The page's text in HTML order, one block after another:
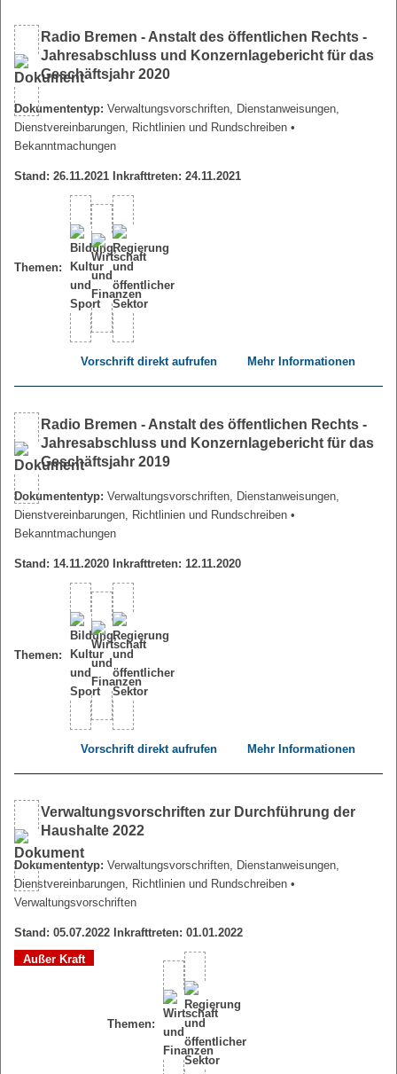
Radio Bremen - Anstalt des öffentlichen Rechts -
Jahresabschluss und Konzernlagebericht für das
Geschäftsjahr 2020
Dokumententyp: Verwaltungsvorschriften, Dienstanweisungen,
Dienstvereinbarungen, Richtlinien und Rundschreiben •
Bekanntmachungen
Stand: 26.11.2021 Inkrafttreten: 24.11.2021
Themen:
Vorschrift direkt aufrufen Mehr Informationen
Radio Bremen - Anstalt des öffentlichen Rechts -
Jahresabschluss und Konzernlagebericht für das
Geschäftsjahr 2019
Dokumententyp: Verwaltungsvorschriften, Dienstanweisungen,
Dienstvereinbarungen, Richtlinien und Rundschreiben •
Bekanntmachungen
Stand: 14.11.2020 Inkrafttreten: 12.11.2020
Themen:
Vorschrift direkt aufrufen Mehr Informationen
Verwaltungsvorschriften zur Durchführung der
Haushalte 2022
Dokumententyp: Verwaltungsvorschriften, Dienstanweisungen,
Dienstvereinbarungen, Richtlinien und Rundschreiben •
Verwaltungsvorschriften
Stand: 05.07.2022 Inkrafttreten: 01.01.2022
Außer Kraft
Themen: